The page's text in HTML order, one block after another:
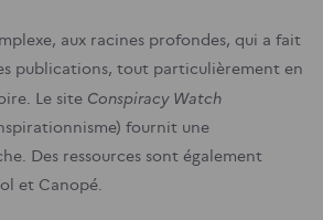
aux racines profondes, qui a fait
publications, tout particulièrement en
Le site Conspiracy Watch
fournit une
Des ressources sont également
et Canopé.